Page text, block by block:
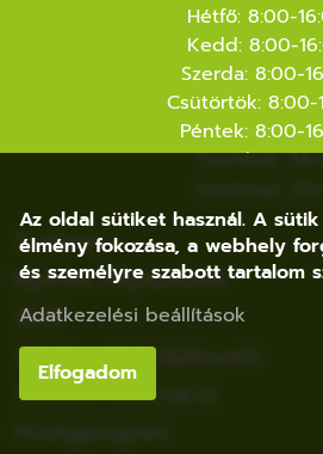
Hétfő: 8:00-
Kedd: 8:00-
Szerda: 8:00-
Csütörtök: 8:00-
Péntek: 8:00-
Szombat:
Tudástár
Nyertes Pályázataink
ÁSZF
Adatkezelési tájékozató
Szállítási információ
Az oldal sütiket használ. A
élmény fokozása, a webhely
és személyre szabott tartalom
Adatkezelési beállítások
Elfogadom